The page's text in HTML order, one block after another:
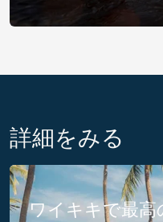
詳細をみる
ワイキキで最高